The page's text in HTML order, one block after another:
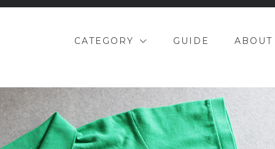
CATEGORY GUIDE ABOUT